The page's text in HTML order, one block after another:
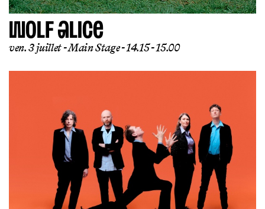
WOLF ALICE
ven. 3 juillet Main Stage 14.15 - 15.00